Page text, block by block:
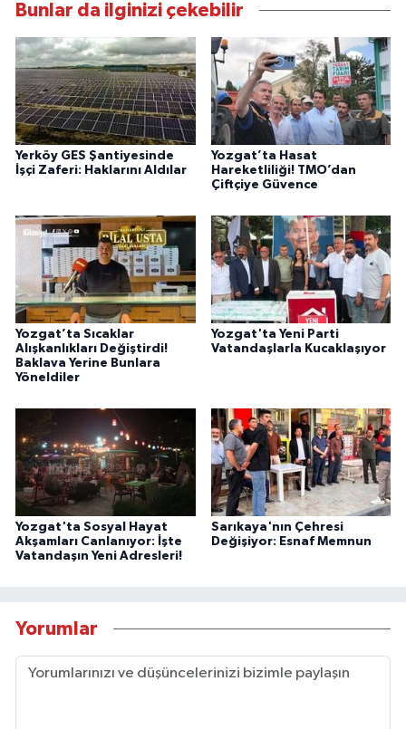
Bunlar da ilginizi çekebilir
Yerköy GES Şantiyesinde
İşçi Zaferi: Haklarını Aldılar
Yozgat’ta Hasat
Hareketliliği! TMO’dan
Çiftçiye Güvence
Yozgat’ta Sıcaklar
Alışkanlıkları Değiştirdi!
Baklava Yerine Bunlara
Yöneldiler
Yozgat'ta Yeni Parti
Vatandaşlarla Kucaklaşıyor
Yozgat'ta Sosyal Hayat
Akşamları Canlanıyor: İşte
Vatandaşın Yeni Adresleri!
Sarıkaya'nın Çehresi
Değişiyor: Esnaf Memnun
Yorumlar